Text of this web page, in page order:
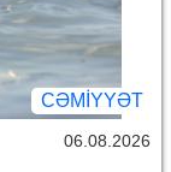
CƏMİYYƏT
06.08.2026